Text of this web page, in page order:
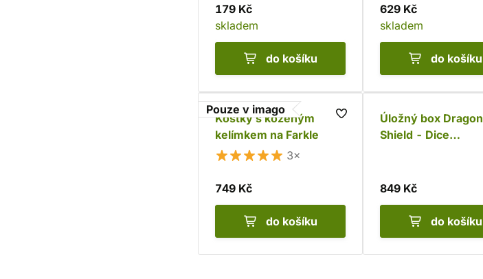
179 Kč
skladem
do košíku
629 Kč
skladem
do košíku
Pouze v imago
Kostky s koženým
kelímkem na Farkle
3×
749 Kč
do košíku
Úložný box Dragon
Shield - Dice
849 Kč
do košíku